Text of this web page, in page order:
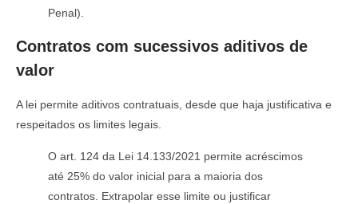
Penal).
Contratos com sucessivos aditivos de
valor
A lei permite aditivos contratuais, desde que haja justificativa e
respeitados os limites legais.
O art. 124 da Lei 14.133/2021 permite acréscimos
até 25% do valor inicial para a maioria dos
contratos. Extrapolar esse limite ou justificar